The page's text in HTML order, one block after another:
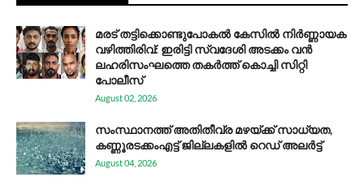
മരട് തട്ടിക്കൊണ്ടുപോകൽ കേസിൽ നിർണ്ണായക
വഴിത്തിരിവ്: ഇരിട്ടി സ്വദേശി അടക്കം വൻ
ലഹരിസംഘത്തെ തകർത്ത് കൊച്ചി സിറ്റി
പോലീസ്
August 02, 2026
സം​സ്ഥാ​ന​ത്ത് അ​തി​തീ​വ്ര മ​ഴ​യ്ക്ക് സാ​ധ്യ​ത,
കണ്ണൂരടക്കംഎ​ട്ട് ജി​ല്ല​ക​ളി​ൽ റെ​ഡ് അ​ലർ​ട്ട്
August 04, 2026